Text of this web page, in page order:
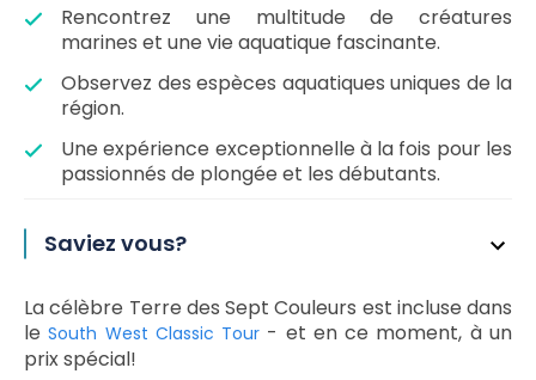
Rencontrez une multitude de créatures
marines et une vie aquatique fascinante.
Observez des espèces aquatiques uniques de la
région.
Une expérience exceptionnelle à la fois pour les
passionnés de plongée et les débutants.
Saviez vous?
La célèbre Terre des Sept Couleurs est incluse dans
leSouth West Classic Tour - et en ce moment, à un
prix spécial!